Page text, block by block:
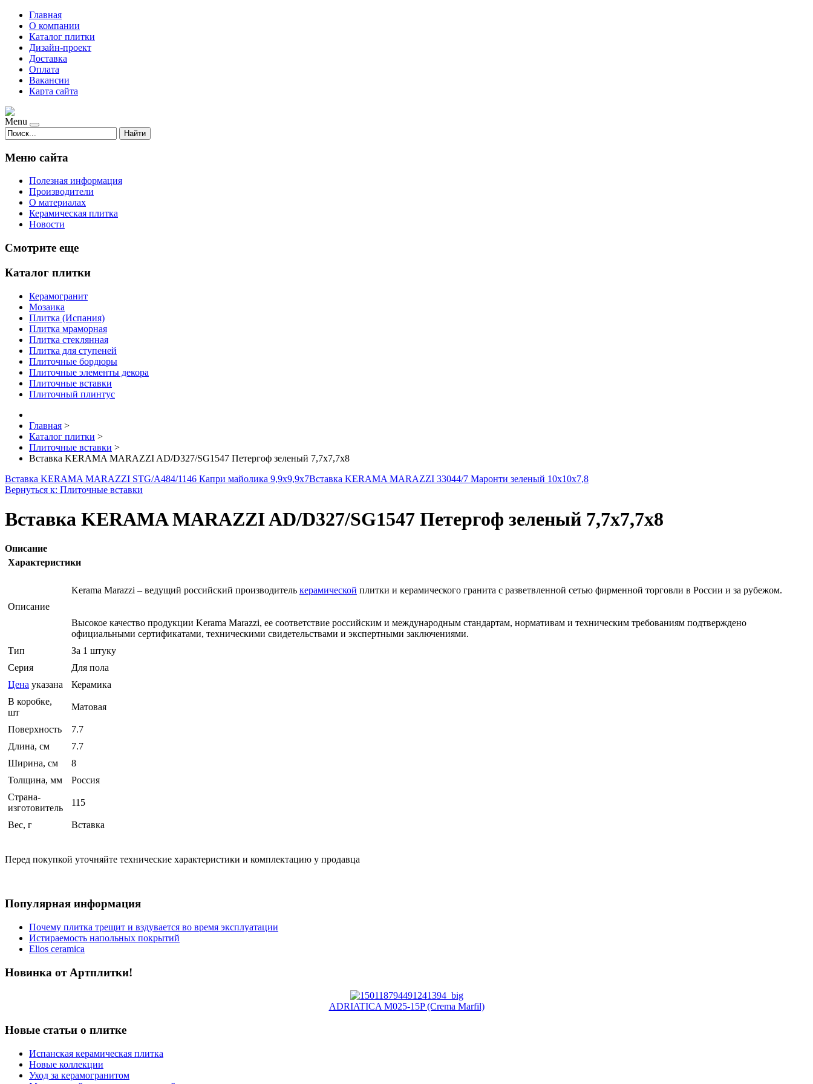
Главная
О компании
Каталог плитки
Дизайн-проект
Доставка
Оплата
Вакансии
Карта сайта
Menu
Найти
Меню сайта
Полезная информация
Производители
О материалах
Керамическая плитка
Новости
Смотрите еще
Каталог плитки
Керамогранит
Мозаика
Плитка (Испания)
Плитка мраморная
Плитка стеклянная
Плитка для ступеней
Плиточные бордюры
Плиточные элементы декора
Плиточные вставки
Плиточный плинтус
Главная >
Каталог плитки >
Плиточные вставки >
Вставка KERAMA MARAZZI AD/D327/SG1547 Петергоф зеленый 7,7х7,7х8
Вставка KERAMA MARAZZI STG/A484/1146 Капри майолика 9,9х9,9х7Вставка KERAMA MARAZZI 33044/7 Маронти зеленый 10х10х7,8
Вернуться к: Плиточные вставки
Вставка KERAMA MARAZZI AD/D327/SG1547 Петергоф зеленый 7,7х7,7х8
Описание
Характеристики
Описание
Kerama Marazzi – ведущий российский производитель керамической плитки и керамического гранита с разветвленной сетью фирменной торговли в России и за рубежом.
Высокое качество продукции Kerama Marazzi, ее соответствие российским и международным стандартам, нормативам и техническим требованиям подтверждено
официальными сертификатами, техническими свидетельствами и экспертными заключениями.
Тип
За 1 штуку
Серия
Для пола
Цена указана
Керамика
В коробке,
шт
Матовая
Поверхность
7.7
Длина, см
7.7
Ширина, см
8
Толщина, мм
Россия
Страна-
изготовитель
115
Вес, г Вставка
Перед покупкой уточняйте технические характеристики и комплектацию у продавца
Популярная информация
Почему плитка трещит и вздувается во время эксплуатации
Истираемость напольных покрытий
Elios ceramica
Новинка от Артплитки!
ADRIATICA M025-15P (Crema Marfil)
Новые статьи о плитке
Испанская керамическая плитка
Новые коллекции
Уход за керамогранитом